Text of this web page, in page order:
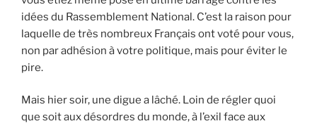
idées du Rassemblement National. C’est la raison pour
laquelle de très nombreux Français ont voté pour vous,
non par adhésion à votre politique, mais pour éviter le
pire.
Mais hier soir, une digue a lâché. Loin de régler quoi
que soit aux désordres du monde, à l’exil face aux